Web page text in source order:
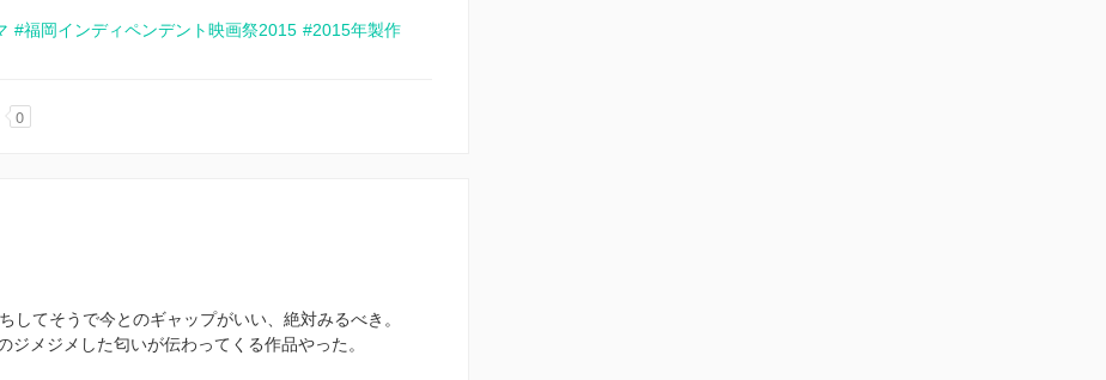
#福岡インディペンデント映画祭2015 #2015年製作
0
してそうで今とのギャップがいい、絶対みるべき。
メジメした匂いが伝わってくる作品やった。